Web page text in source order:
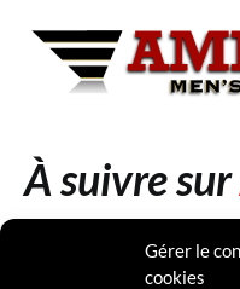
Gérer le
cookies
À suivre sur
MAGAZINE